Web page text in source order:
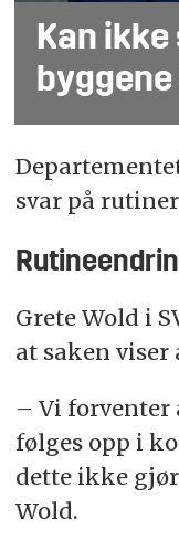
Kan
svar på
Grete Wold i
at saken viser
– Vi forventer
følges opp i
dette ikke
Wold.